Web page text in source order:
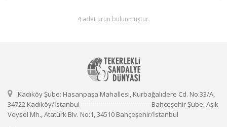
4 adet ürün bulunmuştur.
Kadıköy Şube: Hasanpaşa Mahallesi, Kurbağalıdere Cd. No:33/A,
34722 Kadıköy/İstanbul ---------------------------------- Bahçeşehir Şube: Aşık
Veysel Mh., Atatürk Blv. No:1, 34510 Bahçeşehir/İstanbul